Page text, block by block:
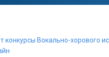
конкурсы Вокально-хорового